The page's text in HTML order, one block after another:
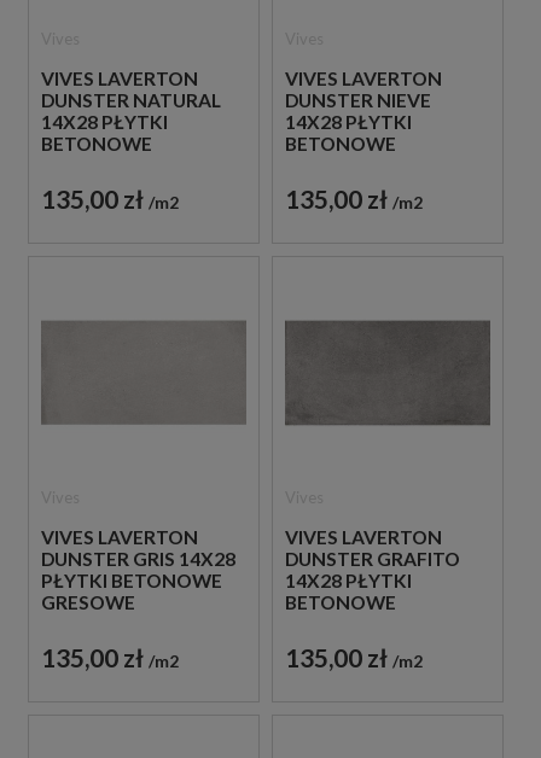
VIVES LAVERTON
DUNSTER NATURAL
14X28 PŁYTKI
BETONOWE
135,00 zł m2
VIVES LAVERTON
DUNSTER NIEVE
14X28 PŁYTKI
BETONOWE
135,00 zł m2
VIVES LAVERTON
DUNSTER GRIS 14X28
PŁYTKI BETONOWE
GRESOWE
135,00 zł m2
VIVES LAVERTON
DUNSTER GRAFITO
14X28 PŁYTKI
BETONOWE
135,00 zł m2